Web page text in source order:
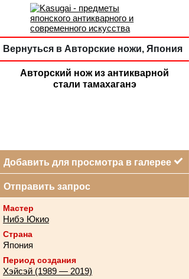
Вернуться в Авторские ножи, Япония
Авторский нож из антикварной
стали тамахаганэ
Добавить для просмотра в галерее
Отправить запрос
Мастер
Нибэ Юкио
Страна
Япония
Период создания
Хэйсэй (1989 — 2019)